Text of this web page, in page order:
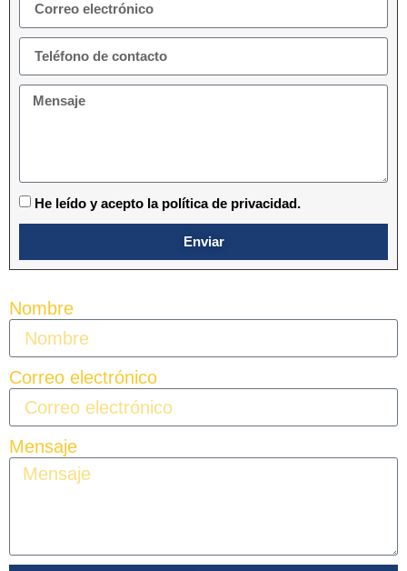
He leído y acepto la política de privacidad.
Enviar
Nombre
Correo electrónico
Mensaje